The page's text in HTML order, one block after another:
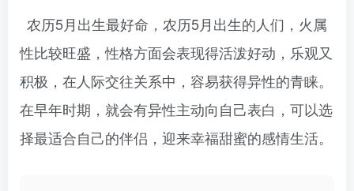
农历5月出生最好命，农历5月出生的人们，火属
性比较旺盛，性格方面会表现得活泼好动，乐观又
积极，在人际交往关系中，容易获得异性的青睐。
在早年时期，就会有异性主动向自己表白，可以选
择最适合自己的伴侣，迎来幸福甜蜜的感情生活。